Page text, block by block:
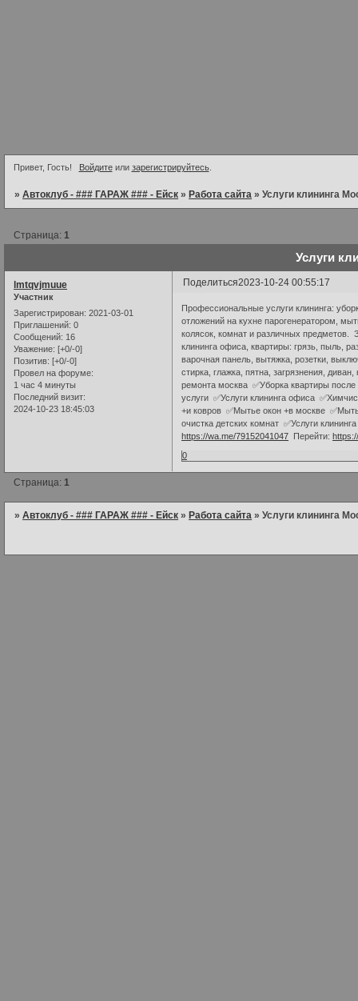
Привет, Гость! Войдитеили зарегистрируйтесь.
»Автоклуб - ### ГАРАЖ ### - Ейск » Работа сайта »Услуги клининга
Услуги
Страница:1
Поделиться2023-10-24 00:55:17
lmtqvjmuue
Участник
Зарегистрирован: 2021-03-01
Приглашений: 0
Сообщений: 16
Уважение: [+0/-0]
Позитив: [+0/-0]
Провел на форуме:
1 час 4 минуты
Последний визит:
2024-10-23 18:45:03
Профессиональные услуги клининга:
отложений на кухне парогенератором,
колясок, комнат и различных предметов.
клининга офиса, квартиры: грязь, пыль,
варочная панель, вытяжка, розетки,
стирка, глажка, пятна, загрязнения,
ремонта москва ✅Уборка квартиры
услуги ✅Услуги клининга офиса
+и ковров ✅Мытье окон +в москве
очистка детских комнат ✅Услуги
https://wa.me/79152041047 Перейти:
0
Страница: 1
»Автоклуб - ### ГАРАЖ ### - Ейск » Работа сайта »Услуги клининга